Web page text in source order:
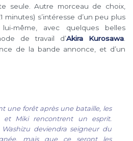
seule. Autre morceau de choix,
minutes) s’intéresse d’un peu plus
même, avec quelques belles
de travail d’Akira Kurosawa
de la bande annonce, et d’un
une forêt après une bataille, les
et Miki rencontrent un esprit.
deviendra seigneur du
mais que ce seront les